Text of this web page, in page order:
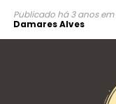
Publicado há 3 anos em
Damares Alves